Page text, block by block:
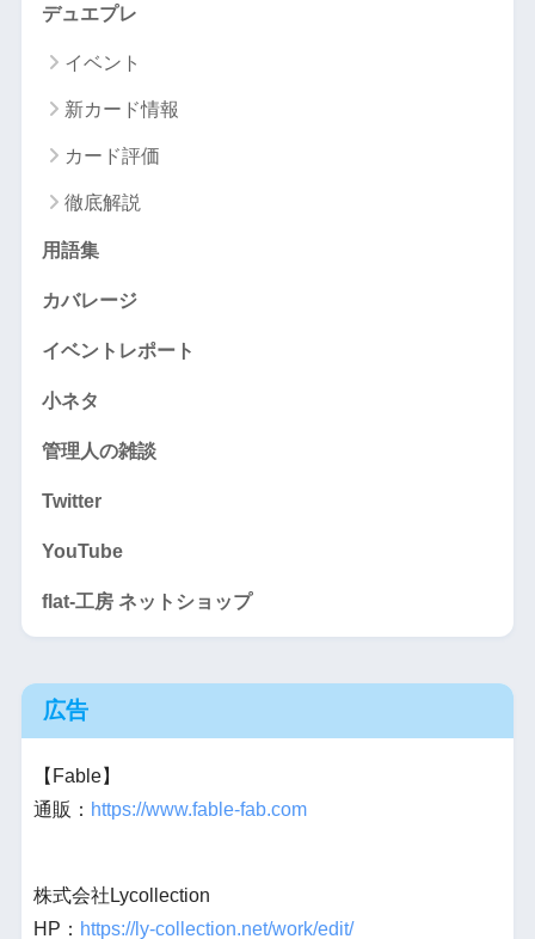
デュエプレ
イベント
新カード情報
カード評価
徹底解説
用語集
カバレージ
イベントレポート
小ネタ
管理人の雑談
Twitter
YouTube
flat-工房 ネットショップ
広告
【Fable】
通販： https://www.fable-fab.com
株式会社Lycollection
HP： https://ly-collection.net/work/edit/